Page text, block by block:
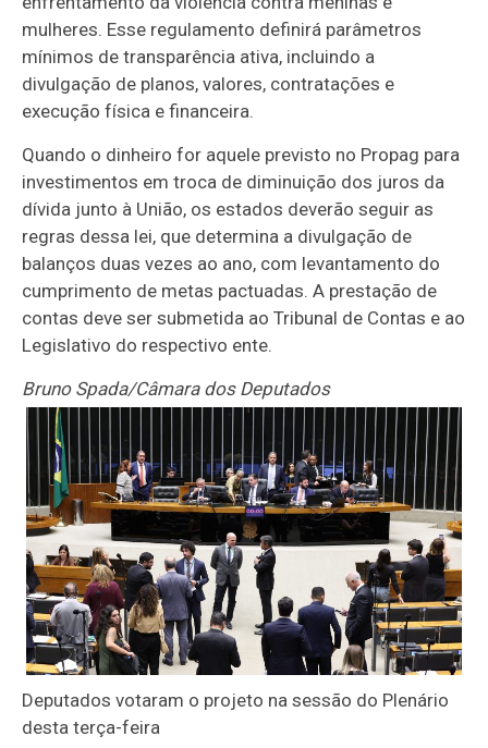
mulheres. Esse regulamento definirá parâmetros
mínimos de transparência ativa, incluindo a
divulgação de planos, valores, contratações e
execução física e financeira.
Quando o dinheiro for aquele previsto no Propag para
investimentos em troca de diminuição dos juros da
dívida junto à União, os estados deverão seguir as
regras dessa lei, que determina a divulgação de
balanços duas vezes ao ano, com levantamento do
cumprimento de metas pactuadas. A prestação de
contas deve ser submetida ao Tribunal de Contas e ao
Legislativo do respectivo ente.
Bruno Spada/Câmara dos Deputados
Deputados votaram o projeto na sessão do Plenário
desta terça-feira